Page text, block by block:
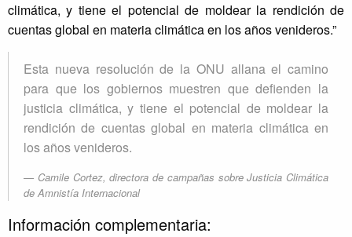
climática, y tiene el potencial de moldear la rendición de
cuentas global en materia climática en los años venideros.”
Esta nueva resolución de la ONU allana el camino
para que los gobiernos muestren que defienden la
justicia climática, y tiene el potencial de moldear la
rendición de cuentas global en materia climática en
los años venideros.
Camile Cortez, directora de campañas sobre Justicia Climática
de Amnistía Internacional
Información complementaria: